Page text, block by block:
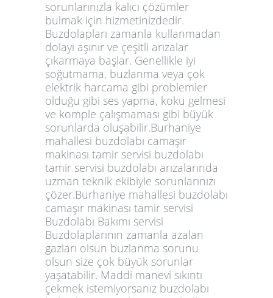
sorunlarınızla kalıcı çözümler
bulmak için hizmetinizdedir.
Buzdolapları zamanla kullanmadan
dolayı aşınır ve çeşitli arızalar
çıkarmaya başlar. Genellikle iyi
soğutmama, buzlanma veya çok
elektrik harcama gibi problemler
olduğu gibi ses yapma, koku gelmesi
ve komple çalışmaması gibi büyük
sorunlarda oluşabilir.Burhaniye
mahallesi buzdolabı camaşır
makinası tamir servisi buzdolabı
tamir servisi buzdolabı arızalarında
uzman teknik ekibiyle sorunlarınızı
çözer.Burhaniye mahallesi buzdolabı
camaşır makinası tamir servisi
Buzdolabı Bakımı servisi
Buzdolaplarının zamanla azalan
gazları olsun buzlanma sorunu
olsun size çok büyük sorunlar
yaşatabilir. Maddi manevi sıkıntı
çekmek istemiyorsanız buzdolabı